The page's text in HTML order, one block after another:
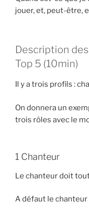
jouer, et, peut-être,
Description
Top 5 (10min)
Il y a trois profils :
On donnera un
trois rôles avec le
1 Chanteur
Le chanteur doit
A défaut le